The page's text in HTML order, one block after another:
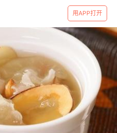
用APP打开